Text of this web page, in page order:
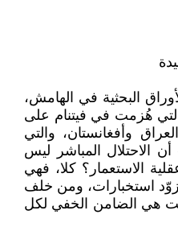
البحثية في الهامش،
هُزمت في فيتنام على
وأفغانستان، والتي
الاحتلال المباشر ليس
الاستعمار؟ كلا، فهي
استخبارات، ومن خلف
هي الضامن الخفي لكل